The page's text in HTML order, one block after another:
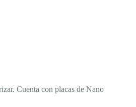
Cuenta con placas de Nano